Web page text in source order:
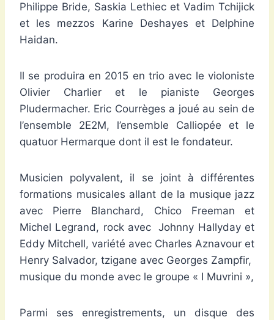
Philippe Bride, Saskia Lethiec et Vadim Tchijick
et les mezzos Karine Deshayes et Delphine
Haidan.
Il se produira en 2015 en trio avec le violoniste
Olivier Charlier et le pianiste Georges
Pludermacher. Eric Courrèges a joué au sein de
l’ensemble 2E2M, l’ensemble Calliopée et le
quatuor Hermarque dont il est le fondateur.
Musicien polyvalent, il se joint à différentes
formations musicales allant de la musique jazz
avec Pierre Blanchard, Chico Freeman et
Michel Legrand, rock avec Johnny Hallyday et
Eddy Mitchell, variété avec Charles Aznavour et
Henry Salvador, tzigane avec Georges Zampfir,
musique du monde avec le groupe « I Muvrini »,
Parmi ses enregistrements, un disque des